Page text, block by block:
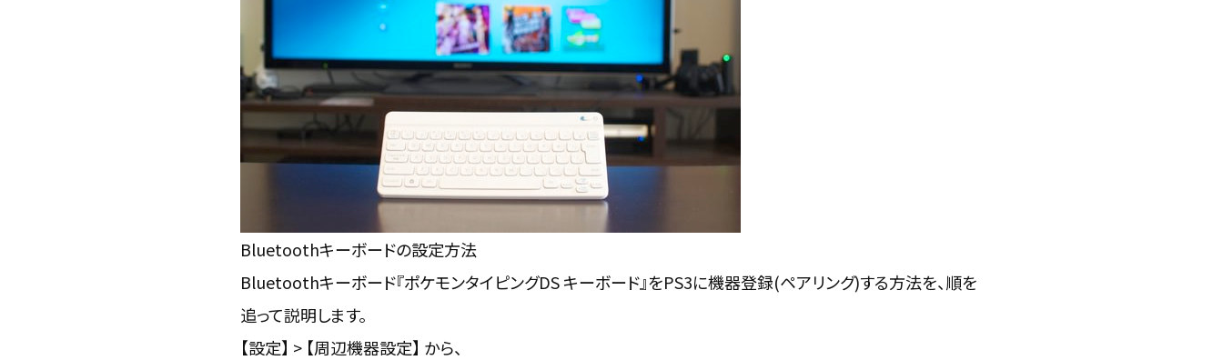
Bluetoothキーボードの設定方法
Bluetoothキーボード『ポケモンタイピングDS キーボード』をPS3に機器登録(ペアリング)する方法を、順を
追って説明します。
【設定】 > 【周辺機器設定】 から、